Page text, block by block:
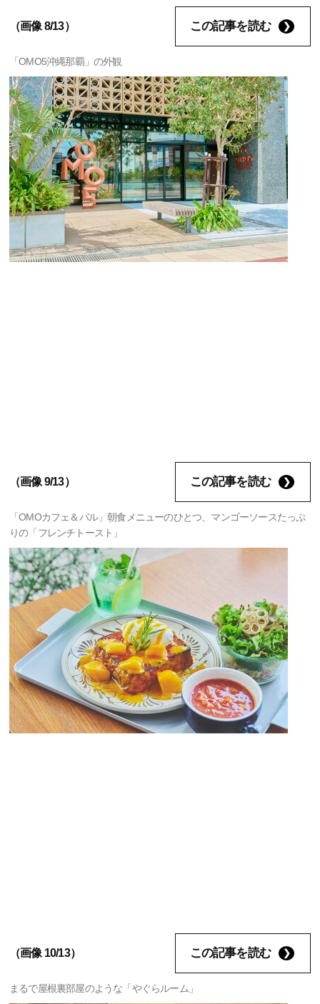
（画像 8/13） この記事を読む
「OMO5沖縄那覇」の外観
（画像 9/13） この記事を読む
「OMOカフェ＆バル」朝食メニューのひとつ、マンゴーソースたっぷ
りの「フレンチトースト」
（画像 10/13） この記事を読む
まるで屋根裏部屋のような「やぐらルーム」